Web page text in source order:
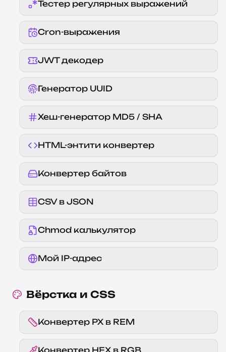
Тестер регулярных выражений
Cron-выражения
JWT декодер
Генератор UUID
Хеш-генератор MD5 / SHA
HTML-энтити конвертер
Конвертер байтов
CSV в JSON
Chmod калькулятор
Мой IP-адрес
Вёрстка и CSS
Конвертер PX в REM